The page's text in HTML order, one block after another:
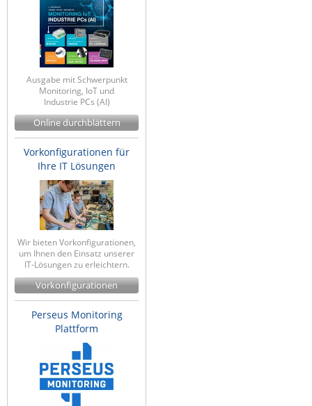
TEKTELIC
Teltonika
Unwired Networks
Vision
WATTECO
Westermo
Yuasa
ZPE Systems
News zu unseren Herstellern
Ausgabe mit Schwerpunkt
Monitoring, IoT und
Industrie PCs (AI)
Online durchblättern
Vorkonfigurationen für
Ihre IT Lösungen
Wir bieten Vorkonfigurationen,
um Ihnen den Einsatz unserer
IT-Lösungen zu erleichtern.
Vorkonfigurationen
Perseus Monitoring
Plattform